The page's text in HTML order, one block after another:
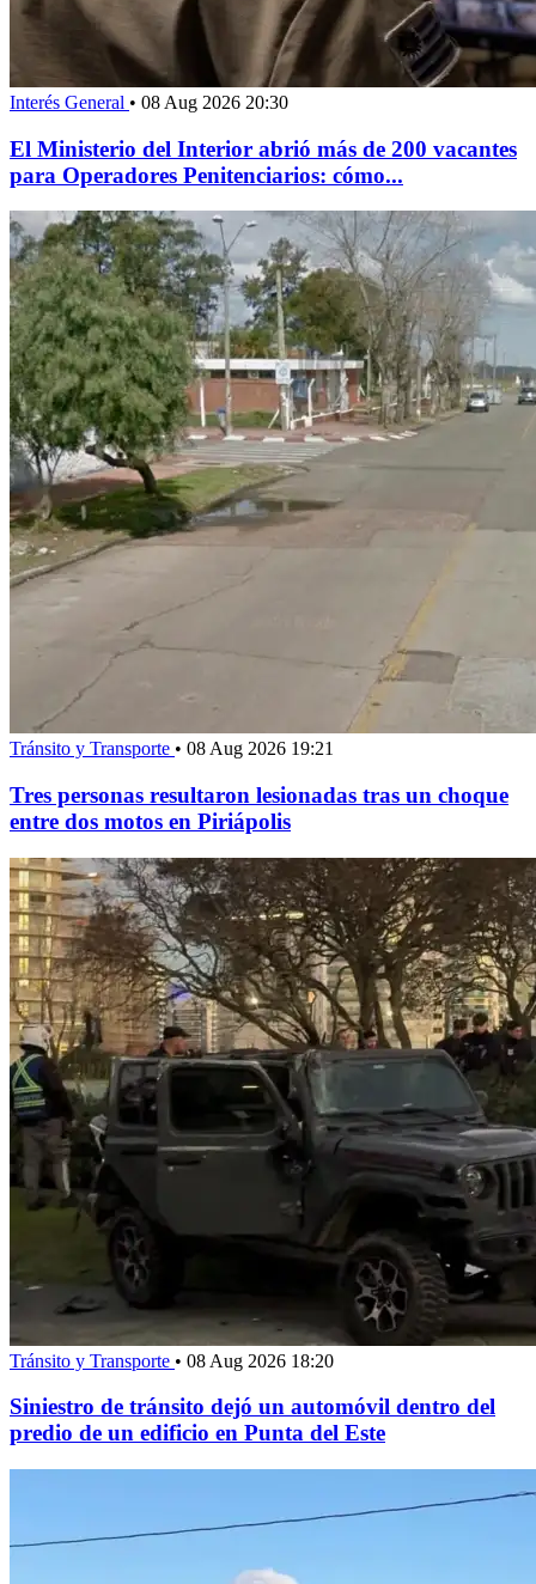
Interés General • 08 Aug 2026 20:30
El Ministerio del Interior abrió más de 200 vacantes
para Operadores Penitenciarios: cómo...
Tránsito y Transporte • 08 Aug 2026 19:21
Tres personas resultaron lesionadas tras un choque
entre dos motos en Piriápolis
Tránsito y Transporte • 08 Aug 2026 18:20
Siniestro de tránsito dejó un automóvil dentro del
predio de un edificio en Punta del Este